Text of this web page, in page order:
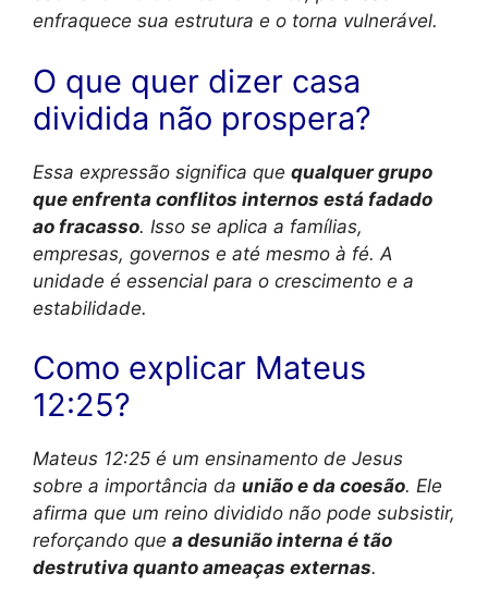
enfraquece sua estrutura e o torna vulnerável.
O que quer dizer casa
dividida não prospera?
Essa expressão significa que qualquer grupo
que enfrenta conflitos internos está fadado
ao fracasso. Isso se aplica a famílias,
empresas, governos e até mesmo à fé. A
unidade é essencial para o crescimento e a
estabilidade.
Como explicar Mateus
12:25?
Mateus 12:25 é um ensinamento de Jesus
sobre a importância da união e da coesão. Ele
afirma que um reino dividido não pode subsistir,
reforçando que a desunião interna é tão
destrutiva quanto ameaças externas.